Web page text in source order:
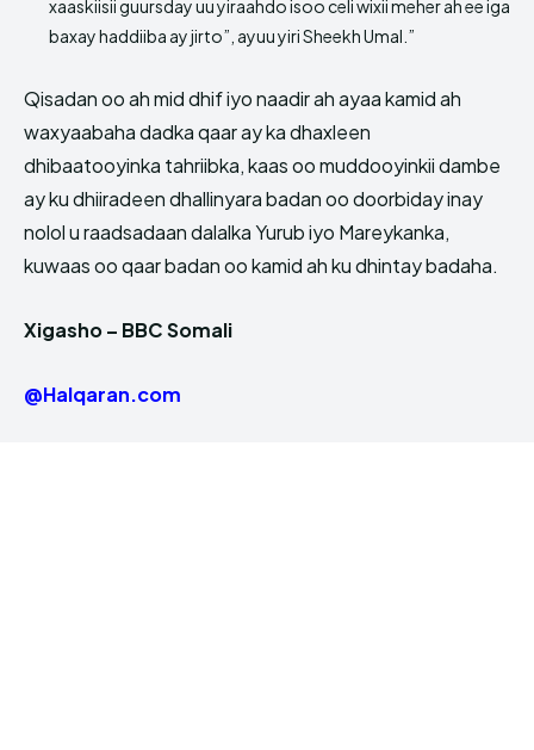
xaaskiisii guursday uu yiraahdo isoo celi wixii meher ah ee iga
baxay haddiiba ay jirto”, ayuu yiri Sheekh Umal.”
Qisadan oo ah mid dhif iyo naadir ah ayaa kamid ah
waxyaabaha dadka qaar ay ka dhaxleen
dhibaatooyinka tahriibka, kaas oo muddooyinkii dambe
ay ku dhiiradeen dhallinyara badan oo doorbiday inay
nolol u raadsadaan dalalka Yurub iyo Mareykanka,
kuwaas oo qaar badan oo kamid ah ku dhintay badaha.
Xigasho – BBC Somali
@Halqaran.com